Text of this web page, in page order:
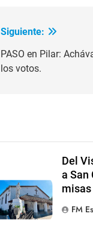
Siguiente:
PASO en Pilar:
los votos.
Del
a San
FM